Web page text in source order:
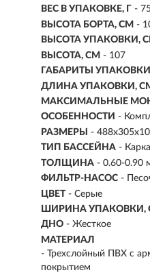
ВЕС В УПАКОВКЕ, Г -
ВЫСОТА БОРТА, СМ -
ВЫСОТА УПАКОВКИ,
ВЫСОТА, СМ - 107
ГАБАРИТЫ
ДЛИНА УПАКОВКИ,
МАКСИМАЛЬНЫЕ
ОСОБЕННОСТИ -
РАЗМЕРЫ
-
ТИП БАССЕЙНА -
ТОЛЩИНА - 0.60-0.90
ФИЛЬТР-НАСОС -
ЦВЕТ - Серые
ШИРИНА УПАКОВКИ,
ДНО - Жесткое
МАТЕРИАЛ
- Трехслойный ПВХ с
покрытием